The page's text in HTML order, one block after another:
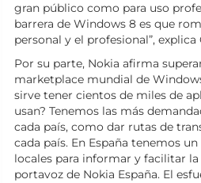
gran público como para uso
barrera de Windows 8 es que
personal y el profesional”, explica
Por su parte, Nokia afirma
marketplace mundial de
sirve tener cientos de miles de
usan? Tenemos las más
cada país, como dar rutas de
cada país. En España tenemos
locales para informar y facilitar la
portavoz de Nokia España. El